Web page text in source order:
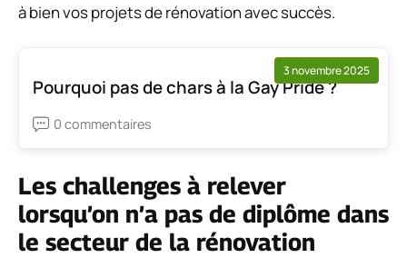
à bien vos projets de rénovation avec succès.
3 novembre 2025
Pourquoi pas de chars à la Gay Pride ?
0 commentaires
Les challenges à relever
lorsqu’on n’a pas de diplôme dans
le secteur de la rénovation